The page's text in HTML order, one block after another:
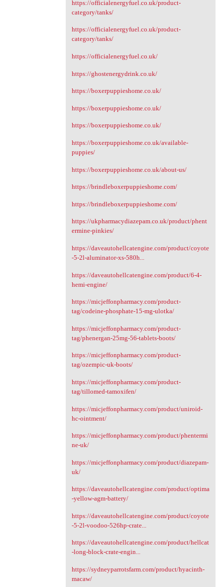
https://officialenergyfuel.co.uk/product-
category/tanks/
https://officialenergyfuel.co.uk/product-
category/tanks/
https://officialenergyfuel.co.uk/
https://ghostenergydrink.co.uk/
https://boxerpuppieshome.co.uk/
https://boxerpuppieshome.co.uk/
https://boxerpuppieshome.co.uk/
https://boxerpuppieshome.co.uk/available-
puppies/
https://boxerpuppieshome.co.uk/about-us/
https://brindleboxerpuppieshome.com/
https://brindleboxerpuppieshome.com/
https://ukpharmacydiazepam.co.uk/product/phent
ermine-pinkies/
https://daveautohellcatengine.com/product/coyote
-5-2l-aluminator-xs-580h...
https://daveautohellcatengine.com/product/6-4-
hemi-engine/
https://micjeffonpharmacy.com/product-
tag/codeine-phosphate-15-mg-ulotka/
https://micjeffonpharmacy.com/product-
tag/phenergan-25mg-56-tablets-boots/
https://micjeffonpharmacy.com/product-
tag/ozempic-uk-boots/
https://micjeffonpharmacy.com/product-
tag/tillomed-tamoxifen/
https://micjeffonpharmacy.com/product/uniroid-
hc-ointment/
https://micjeffonpharmacy.com/product/phentermi
ne-uk/
https://micjeffonpharmacy.com/product/diazepam-
uk/
https://daveautohellcatengine.com/product/optima
-yellow-agm-battery/
https://daveautohellcatengine.com/product/coyote
-5-2l-voodoo-526hp-crate...
https://daveautohellcatengine.com/product/hellcat
-long-block-crate-engin...
https://sydneyparrotsfarm.com/product/hyacinth-
macaw/